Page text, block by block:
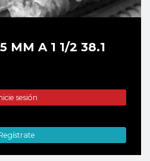
MM A 1 1/2 38.1
sesión